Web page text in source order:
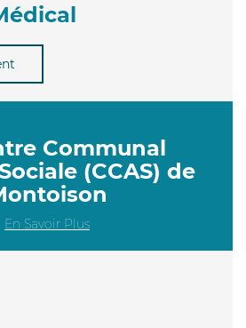
Communal
(CCAS) de
En Savoir Plus